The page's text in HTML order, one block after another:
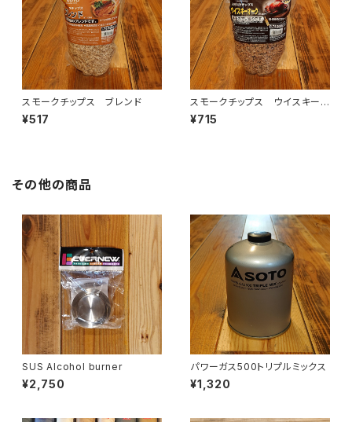
スモークチップス ブレンド
¥517
スモークチップス ウイスキーオ
ーク
¥715
その他の商品
SUS Alcohol burner
¥2,750
パワーガス500トリプルミックス
¥1,320